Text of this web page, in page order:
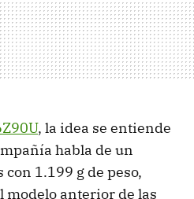
, la idea se entiende
habla de un
1.199 g de peso,
modelo anterior de las